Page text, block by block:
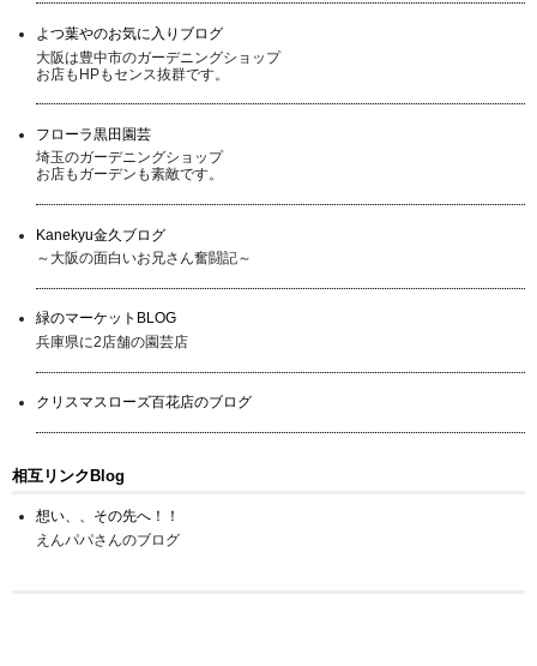
よつ葉やのお気に入りブログ
大阪は豊中市のガーデニングショップ
お店もHPもセンス抜群です。
フローラ黒田園芸
埼玉のガーデニングショップ
お店もガーデンも素敵です。
Kanekyu金久ブログ
～大阪の面白いお兄さん奮闘記～
緑のマーケットBLOG
兵庫県に2店舗の園芸店
クリスマスローズ百花店のブログ
相互リンクBlog
想い、、その先へ！！
えんパパさんのブログ